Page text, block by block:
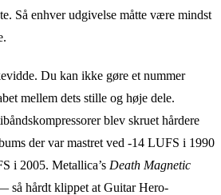
Så enhver udgivelse måtte være mindst
Du kan ikke gøre et nummer
mellem dets stille og høje dele.
blev skruet hårdere
der var mastret ved -14 LUFS i 1990
i 2005. Metallica’s Death Magnetic
så hårdt klippet at Guitar Hero-